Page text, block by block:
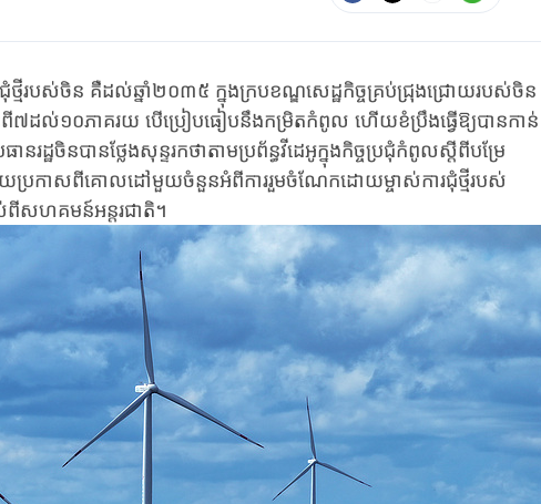
មី​របស់​ចិន​ គឺ​ដល់​ឆ្នាំ​២០៣៥ ក្នុង​ក្រប​ខណ្ឌ​សេដ្ឋកិច្ច​គ្រប់ជ្រុង​ជ្រោយ​របស់​ចិន​
ពី​៧​ដល់​១០ភាគរយ​ បើ​ប្រៀបធៀបនឹង​កម្រិតកំពូល​ ហើយ​ខំ​ប្រឹង​ធ្វើ​ឱ្យ​បាន​កាន់​
រដ្ឋ​ចិន​បាន​ថ្លែង​សុន្ទរកថា​តាម​ប្រព័ន្ធ​វីដេអូ​ក្នុង​កិច្ច​ប្រជុំ​កំពូល​ស្តីពី​បម្រែ​
ប្រកាស​ពី​គោល​ដៅ​មួយ​ចំនួន​អំពី​ការ​រួម​ចំណែក​ដោយ​ម្ចាស់​ការ​ជុំ​ថ្មី​របស់​
ពី​សហគមន៍​អន្តរជាតិ។